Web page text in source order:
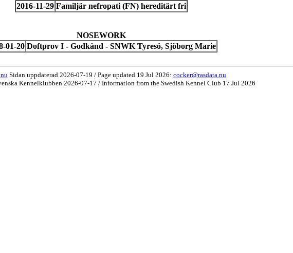
2016-11-29 Familjär nefropati (FN) hereditärt fri
NOSEWORK
01-20 Doftprov I - Godkänd - SNWK Tyresö, Sjöborg Marie
Sidan uppdaterad 2026-07-19 / Page updated 19 Jul 2026: cocker@rasdata.nu
Kennelklubben 2026-07-17 / Information from the Swedish Kennel Club 17 Jul 2026